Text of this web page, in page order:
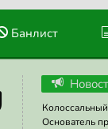
Банлист
Основатель